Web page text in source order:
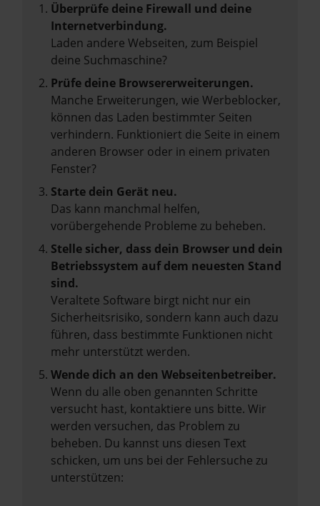
Überprüfe deine Firewall und deine
Internetverbindung.
Laden andere Webseiten, zum Beispiel
deine Suchmaschine?
Prüfe deine Browsererweiterungen.
Manche Erweiterungen, wie Werbeblocker,
können das Laden bestimmter Seiten
verhindern. Funktioniert die Seite in einem
anderen Browser oder in einem privaten
Fenster?
Starte dein Gerät neu.
Das kann manchmal helfen,
vorübergehende Probleme zu beheben.
Stelle sicher, dass dein Browser und dein
Betriebssystem auf dem neuesten Stand
sind.
Veraltete Software birgt nicht nur ein
Sicherheitsrisiko, sondern kann auch dazu
führen, dass bestimmte Funktionen nicht
mehr unterstützt werden.
Wende dich an den Webseitenbetreiber.
Wenn du alle oben genannten Schritte
versucht hast, kontaktiere uns bitte. Wir
werden versuchen, das Problem zu
beheben. Du kannst uns diesen Text
schicken, um uns bei der Fehlersuche zu
unterstützen: